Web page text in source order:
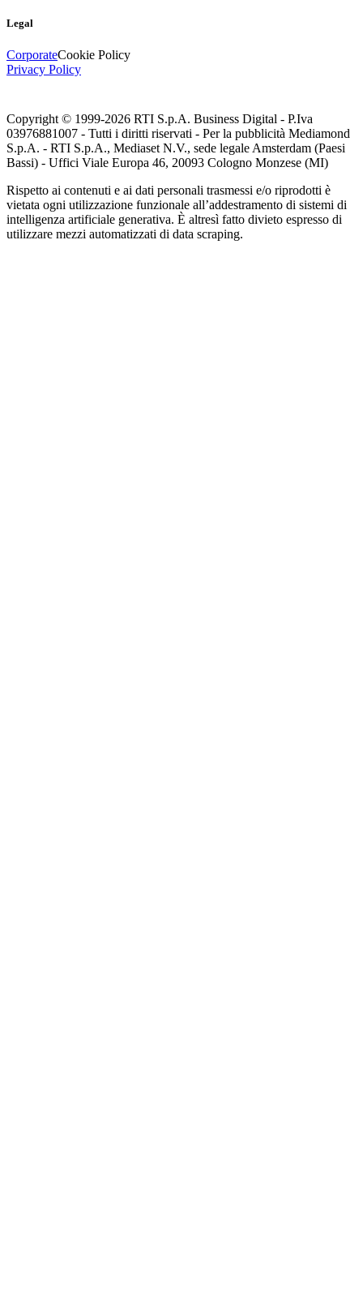
Legal
CorporateCookie Policy
Privacy Policy
Copyright © 1999-2026 RTI S.p.A. Business Digital - P.Iva
03976881007 - Tutti i diritti riservati - Per la pubblicità Mediamond
S.p.A. - RTI S.p.A., Mediaset N.V., sede legale Amsterdam (Paesi
Bassi) - Uffici Viale Europa 46, 20093 Cologno Monzese (MI)
Rispetto ai contenuti e ai dati personali trasmessi e/o riprodotti è
vietata ogni utilizzazione funzionale all’addestramento di sistemi di
intelligenza artificiale generativa. È altresì fatto divieto espresso di
utilizzare mezzi automatizzati di data scraping.